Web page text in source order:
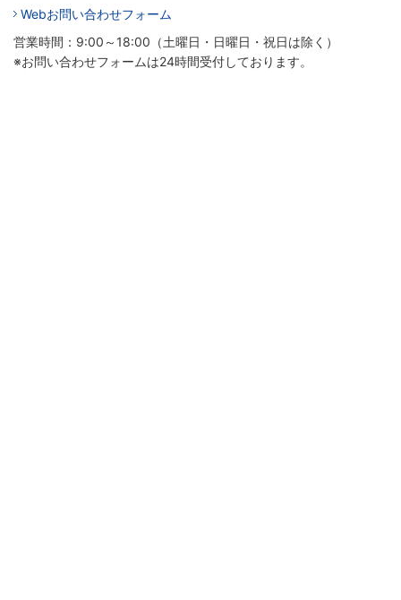
Webお問い合わせフォーム
営業時間：9:00～18:00（土曜日・日曜日・祝日は除く）
※お問い合わせフォームは24時間受付しております。